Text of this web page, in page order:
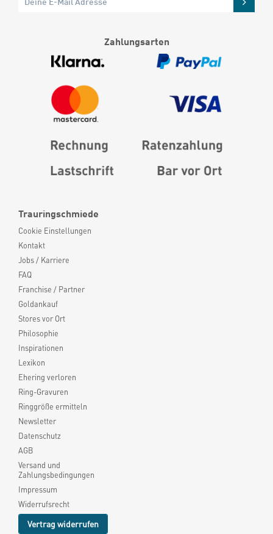
Trauringschmiede
Cookie Einstellungen
Kontakt
Jobs / Karriere
FAQ
Franchise / Partner
Goldankauf
Stores vor Ort
Philosophie
Inspirationen
Lexikon
Ehering verloren
Ring-Gravuren
Ringgröße ermitteln
Newsletter
Datenschutz
AGB
Versand und
Zahlungsbedingungen
Impressum
Widerrufsrecht
Vertrag widerrufen
Zahlungsarten